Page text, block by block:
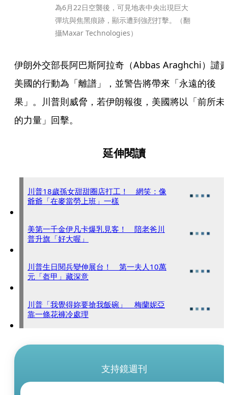
為6月22日空襲後，可見地表中央出現巨大
彈坑與焦黑痕跡，顯示遭到強烈打擊。（翻
攝Maxar Technologies）
伊朗外交部長阿巴斯阿拉奇（Abbas Araghchi）譴
美國的行動為「離譜」，並警告將帶來「永遠的後
果」。川普則威脅，若伊朗報復，美國將以「前所未
的力量」回擊。
延伸閱讀
川普18歲孫女甜甜圈店打工！ 網笑：像
爺爺「在麥當勞上班」一樣
美第一千金伊凡卡爆乳見客！ 陪老爸川
普升旗「好大喔」
川普生日閱兵變伸展台！ 第一夫人10萬
元「盔甲」藏深意
川普「我覺得妳要搶我飯碗」 梅蘭妮亞
靠一條花褲冷處理
支持鏡週刊